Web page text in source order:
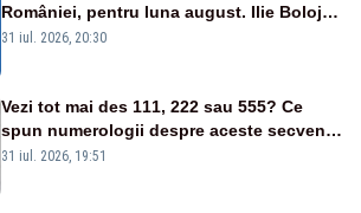
României, pentru luna august. Ilie Bolojan
a anunțat importuri și posibile restricții –
31 iul. 2026, 20:30
Vezi tot mai des 111, 222 sau 555? Ce
spun numerologii despre aceste secvențe
și cum explică psihologii fenomenul
31 iul. 2026, 19:51